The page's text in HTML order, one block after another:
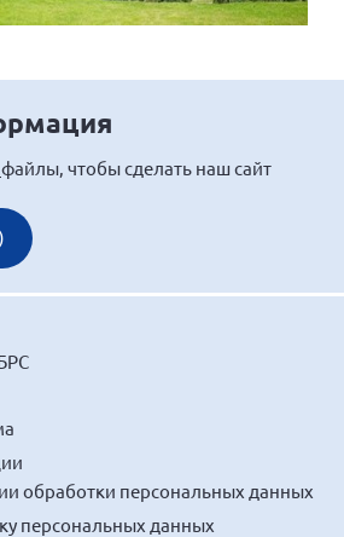
файлы, чтобы сделать наш сайт
обработки персональных данных
персональных данных